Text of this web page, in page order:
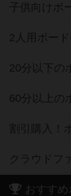
子供向けボ
2人用ボー
20分以下の
60分以上の
割引購入！
クラウドフ
おすす